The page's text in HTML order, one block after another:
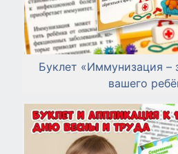
Буклет «Иммунизация –
вашего